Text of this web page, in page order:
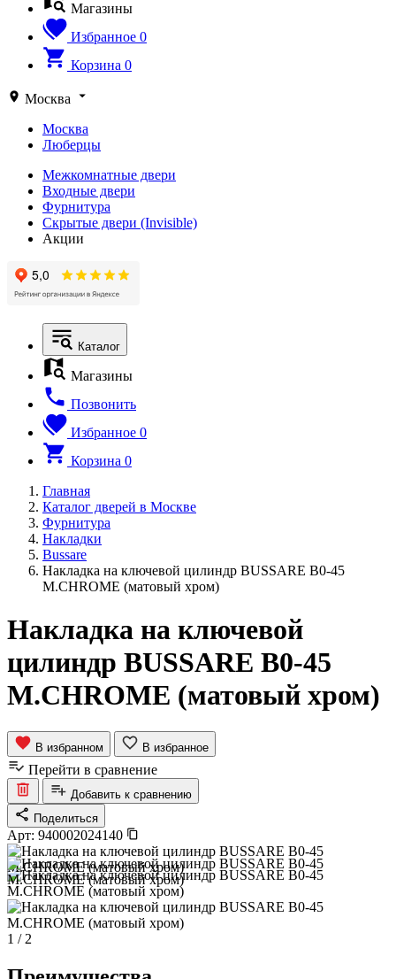
Магазины
Избранное 0
Корзина 0
Москва
Москва
Люберцы
Межкомнатные двери
Входные двери
Фурнитура
Скрытые двери (Invisible)
Акции
Каталог
Магазины
Позвонить
Избранное 0
Корзина 0
Главная
Каталог дверей в Москве
Фурнитура
Накладки
Bussare
Накладка на ключевой цилиндр BUSSARE B0-45
M.CHROME (матовый хром)
Накладка на ключевой
цилиндр BUSSARE B0-45
M.CHROME (матовый хром)
В избранном В избранное
Перейти в сравнение
Добавить к сравнению
Поделиться
Арт: 940002024140
1 / 2